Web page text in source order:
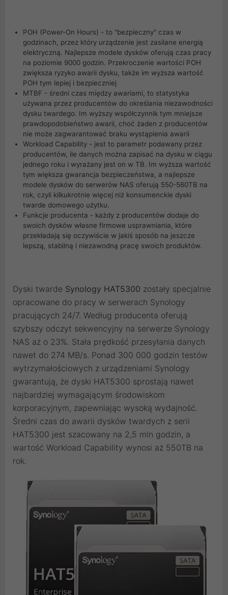
POH (Power-On Hours) - to "bezpieczny" czas w
godzinach, przez który urządzenie jest zasilane energią
elektryczną. Najlepsze modele dysków oferują czas pracy
na poziomie 9000 godzin. Przekroczenie wartości POH
zwiększa ryzyko awarii dysku, także im wyższa wartość
POH tym lepiej i bezpieczniej
MTBF - średni czas między awariami, to statystyka
używana przez producentów do określania niezawodności
dysku twardego. Im wyższy współczynnik tym mniejsze
prawdopodobieństwo awarii, choć żaden z producentów
nie może zagwarantować braku wystąpienia awarii
Workload Capability - jest to parametr podawany przez
producentów, ile danych można zapisać na dysku w ciągu
jednego roku i wyrażany jest on w TB. Im wyższa wartość
tym większa gwarancja bezpieczeństwa, a najlepsze
modele dysków do serwerów NAS oferują 550-560TB na
rok, czyli kilkukrotnie więcej niż konsumenckie dyski
twarde domowego użytku.
Funkcje producenta - każdy z producentów dodaje do
swoich dysków własne firmowe usprawniania, które
przekładają się oczywiście w jakiś sposób na jeszcze
lepszą, stabilną i niezawodną pracę swoich produktów.
Dyski twarde Synology HAT5300 zostały specjalnie
opracowane do pracy w serwerach Synology
pracujących 24/7. Według producenta oferują
szybszy odczyt sekwencyjny na serwerze Synology
NAS aż o 23%. Stała prędkość przesyłania danych
nawet do 274 MB/s. Ponad 300 000 godzin testów
wytrzymałościowych z urządzeniami Synology
gwarantują, że dyski HAT5300 sprostają nawet
najbardziej wymagającym środowiskom
korporacyjnym, zapewniając wysoką wydajność.
Średni czas do awarii dysków twardych z serii
HAT5300 jest szacowany na 2,5 mln godzin, a
wartość Workload Capability wynosi aż 550TB na
rok.